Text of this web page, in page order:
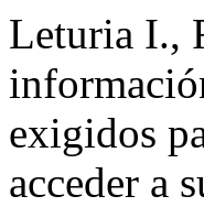
Leturia I.,
exigidos
acceder a